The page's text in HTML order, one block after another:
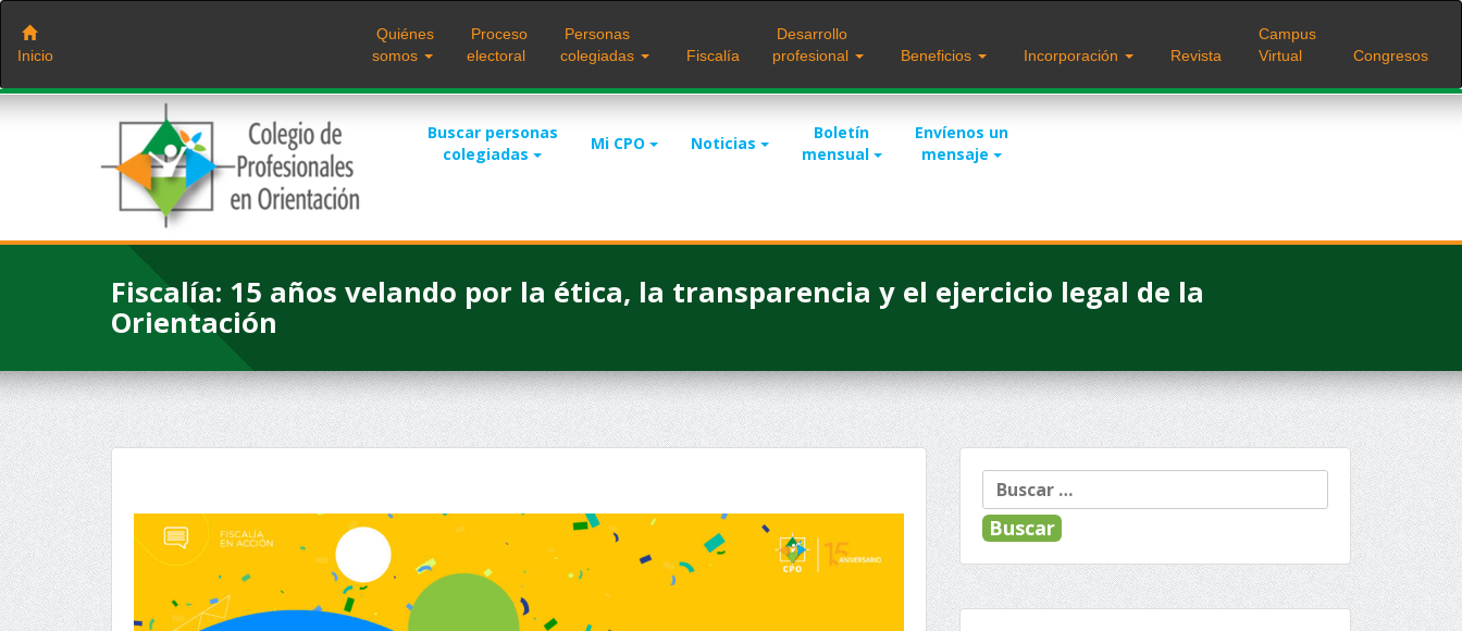
Saltar
contenido
Inicio
Quiénes
somos
Proceso
electoral
Personas
colegiadas
Fiscalía
Desarrollo
profesional
Beneficios Incorporación Revista
Campus
Virtual
Congresos
Buscar personas
colegiadas
Mi CPO Noticias
Boletín
mensual
Envíenos un
mensaje
Fiscalía: 15 años velando por la ética, la transparencia y el ejercicio legal de la
Orientación
Buscar: